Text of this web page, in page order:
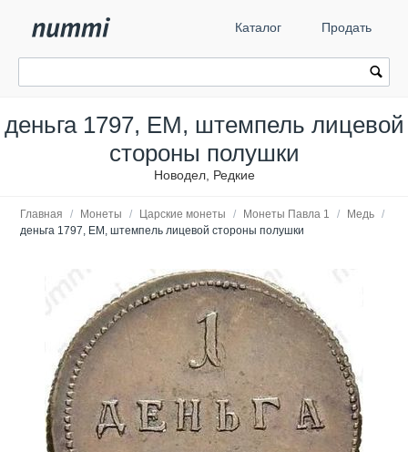
Каталог Продать
деньга 1797, ЕМ, штемпель лицевой
стороны полушки
Новодел, Редкие
Главная / Монеты / Царские монеты / Монеты Павла 1 / Медь /
деньга 1797, ЕМ, штемпель лицевой стороны полушки